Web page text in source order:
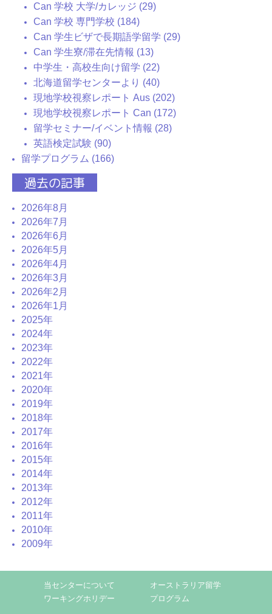
Can 学校 大学/カレッジ (29)
Can 学校 専門学校 (184)
Can 学生ビザで長期語学留学 (29)
Can 学生寮/滞在先情報 (13)
中学生・高校生向け留学 (22)
北海道留学センターより (40)
現地学校視察レポート Aus (202)
現地学校視察レポート Can (172)
留学セミナー/イベント情報 (28)
英語検定試験 (90)
留学プログラム (166)
過去の記事
2026年8月
2026年7月
2026年6月
2026年5月
2026年4月
2026年3月
2026年2月
2026年1月
2025年
2024年
2023年
2022年
2021年
2020年
2019年
2018年
2017年
2016年
2015年
2014年
2013年
2012年
2011年
2010年
2009年
当センターについて
ワーキングホリデー
オーストラリア留学
プログラム